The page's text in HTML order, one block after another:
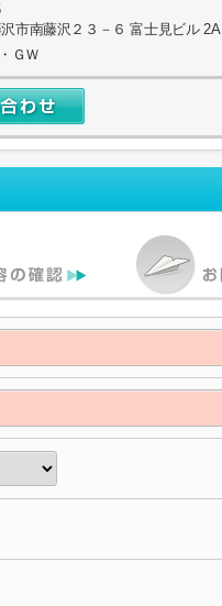
市南藤沢２３－６ 富士見ビル 2A
ＧＷ